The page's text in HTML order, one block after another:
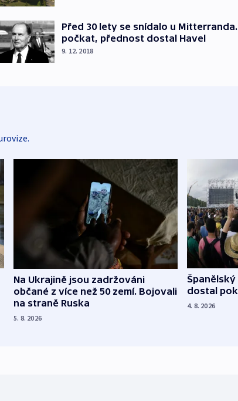
Před 30 lety se snídalo u
počkat, přednost dostal Havel
9. 12. 2018
Na Ukrajině jsou zadržováni
občané z více než 50 zemí. Bojovali
na straně Ruska
5. 8. 2026
dostal
4. 8. 2026